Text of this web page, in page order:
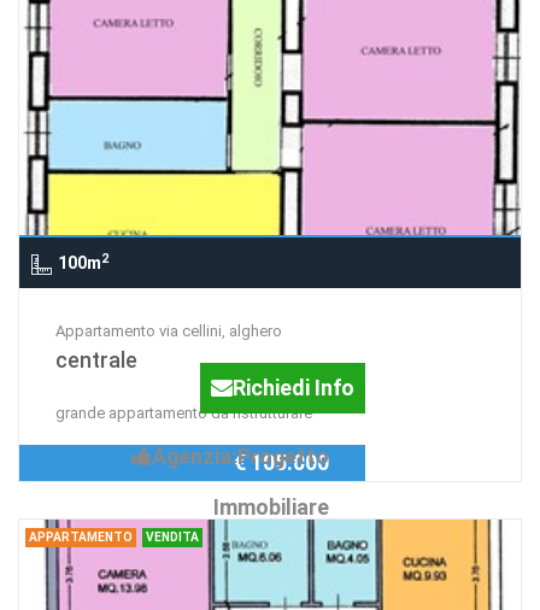
100m2
Appartamento via cellini, alghero
centrale
grande appartamento da ristrutturare
Richiedi Info
Agenzia:Progetto
Immobiliare
€ 105.000
APPARTAMENTO VENDITA